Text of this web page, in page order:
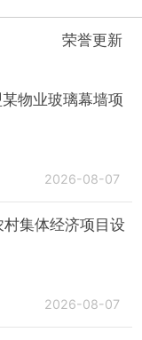
荣誉更新
物业玻璃幕墙项
2026-08-07
集体经济项目设
2026-08-07